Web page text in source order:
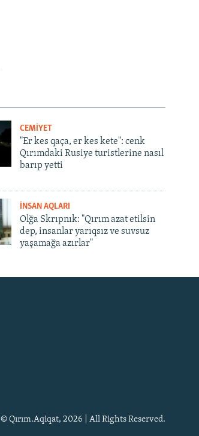
CEMİYET
"Er kes qaça, er kes kete": cenk
Qırımdaki Rusiye turistlerine nasıl
barıp yetti
İNSAN AQLARI
Olğa Skrıpnık: "Qırım azat etilsin
dep, insanlar yarıqsız ve suvsuz
yaşamağa azırlar"
© Qırım.Aqiqat, 2026 | All Rights Reserved.